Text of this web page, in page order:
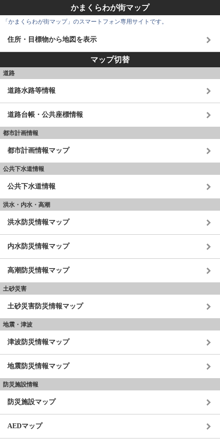
かまくらわが街マップ
「かまくらわが街マップ」のスマートフォン専用サイトです。
住所・目標物から地図を表示
マップ切替
道路
道路水路等情報
道路台帳・公共座標情報
都市計画情報
都市計画情報マップ
公共下水道情報
公共下水道情報
洪水・内水・高潮
洪水防災情報マップ
内水防災情報マップ
高潮防災情報マップ
土砂災害
土砂災害防災情報マップ
地震・津波
津波防災情報マップ
地震防災情報マップ
防災施設情報
防災施設マップ
AEDマップ